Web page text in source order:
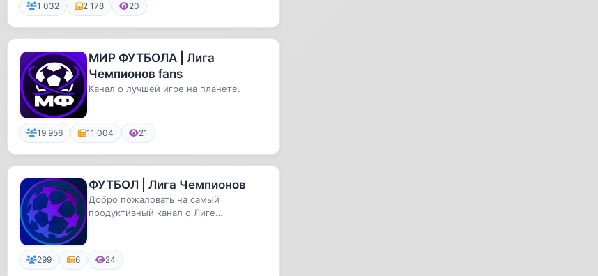
1 032 2 178 20
МИР ФУТБОЛА | Лига
Чемпионов fans
Канал о лучшей игре на планете.
19 956 11 004 21
ФУТБОЛ | Лига Чемпионов
Добро пожаловать на самый
продуктивный канал о Лиге
299 6 24